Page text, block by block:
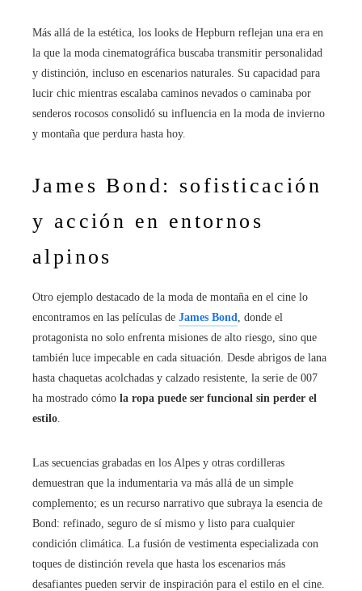
Más allá de la estética, los looks de Hepburn reflejan una era en
la que la moda cinematográfica buscaba transmitir personalidad
y distinción, incluso en escenarios naturales. Su capacidad para
lucir chic mientras escalaba caminos nevados o caminaba por
senderos rocosos consolidó su influencia en la moda de invierno
y montaña que perdura hasta hoy.
James Bond: sofisticación
y acción en entornos
alpinos
Otro ejemplo destacado de la moda de montaña en el cine lo
encontramos en las películas de James Bond , donde el
protagonista no solo enfrenta misiones de alto riesgo, sino que
también luce impecable en cada situación. Desde abrigos de lana
hasta chaquetas acolchadas y calzado resistente, la serie de 007
ha mostrado cómo la ropa puede ser funcional sin perder el
estilo
Las secuencias grabadas en los Alpes y otras cordilleras
demuestran que la indumentaria va más allá de un simple
complemento; es un recurso narrativo que subraya la esencia de
Bond: refinado, seguro de sí mismo y listo para cualquier
condición climática. La fusión de vestimenta especializada con
toques de distinción revela que hasta los escenarios más
desafiantes pueden servir de inspiración para el estilo en el cine.